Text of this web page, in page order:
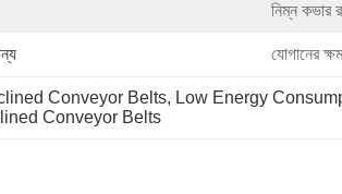
নিম্ন কভার
যোগানের
Conveyor Belts, Low Energy
Conveyor Belts